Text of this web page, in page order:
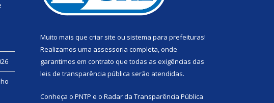
Muito mais que criar site ou sistema para prefeituras!
Realizamos uma assessoria completa, onde
garantimos em contrato que todas as exigências das
leis de transparência pública serão atendidas.
Conheça o PNTP e o Radar da Transparência Pública